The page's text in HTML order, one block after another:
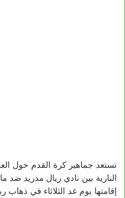
تستعد جماهير كرة القدم حول
النارية بين نادي ريال مدريد ضد
إقامتها يوم غد الثلاثاء في ذهاب